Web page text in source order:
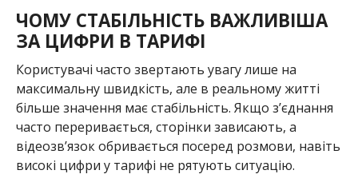
ЧОМУ СТАБІЛЬНІСТЬ ВАЖЛИВІША
ЗА ЦИФРИ В ТАРИФІ
Користувачі часто звертають увагу лише на
максимальну швидкість, але в реальному житті
більше значення має стабільність. Якщо з’єднання
часто переривається, сторінки зависають, а
відеозв’язок обривається посеред розмови, навіть
високі цифри у тарифі не рятують ситуацію.